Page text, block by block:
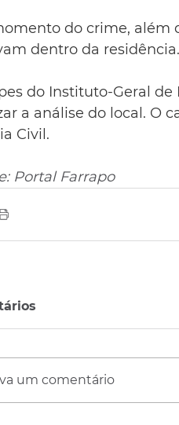
do crime, além
dentro da residência.
do Instituto-Geral de
a análise do local. O
Civil.
Portal Farrapo
um comentário